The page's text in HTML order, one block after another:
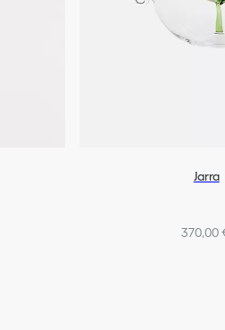
Jarra
370,00